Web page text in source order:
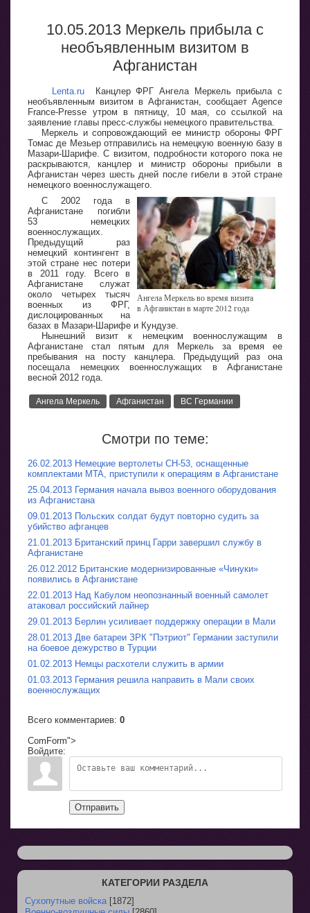
10.05.2013 Меркель прибыла с
необъявленным визитом в
Афганистан
Lenta.ru Канцлер ФРГ Ангела Меркель прибыла с
необъявленным визитом в Афганистан, сообщает Agence
France-Presse утром в пятницу, 10 мая, со ссылкой на
заявление главы пресс-службы немецкого правительства.
Меркель и сопровождающий ее министр обороны ФРГ
Томас де Мезьер отправились на немецкую военную базу в
Мазари-Шарифе. С визитом, подробности которого пока не
раскрываются, канцлер и министр обороны прибыли в
Афганистан через шесть дней после гибели в этой стране
немецкого военнослужащего.
Ангела Меркель во время визита
в Афганистан в марте 2012 года
С 2002 года в
Афганистане погибли
53 немецких
военнослужащих.
Предыдущий раз
немецкий контингент в
этой стране нес потери
в 2011 году. Всего в
Афганистане служат
около четырех тысяч
военных из ФРГ,
дислоцированных на
базах в Мазари-Шарифе и Кундузе.
Нынешний визит к немецким военнослужащим в
Афганистане стал пятым для Меркель за время ее
пребывания на посту канцлера. Предыдущий раз она
посещала немецких военнослужащих в Афганистане
весной 2012 года.
Ангела Меркель Афганистан ВС Германии
Смотри по теме:
26.02.2013 Немецкие вертолеты CH-53, оснащенные
комплектами MTA, приступили к операциям в Афганистане
25.04.2013 Германия начала вывоз военного оборудования
из Афганистана
09.01.2013 Польских солдат будут повторно судить за
убийство афганцев
21.01.2013 Британский принц Гарри завершил службу в
Афганистане
26.012.2012 Британские модернизированные «Чинуки»
появились в Афганистане
22.01.2013 Над Кабулом неопознанный военный самолет
атаковал российский лайнер
29.01.2013 Берлин усиливает поддержку операции в Мали
28.01.2013 Две батареи ЗРК "Пэтриот" Германии заступили
на боевое дежурство в Турции
01.02.2013 Немцы расхотели служить в армии
01.03.2013 Германия решила направить в Мали своих
военнослужащих
Всего комментариев: 0
ComForm">
Войдите:
Отправить
КАТЕГОРИИ РАЗДЕЛА
Сухопутные войска [1872]